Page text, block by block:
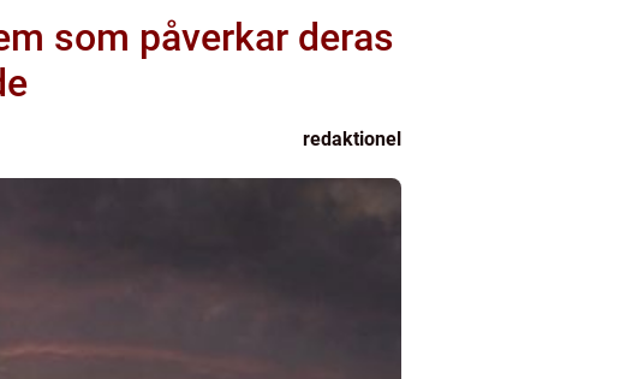
som påverkar deras
redaktionel